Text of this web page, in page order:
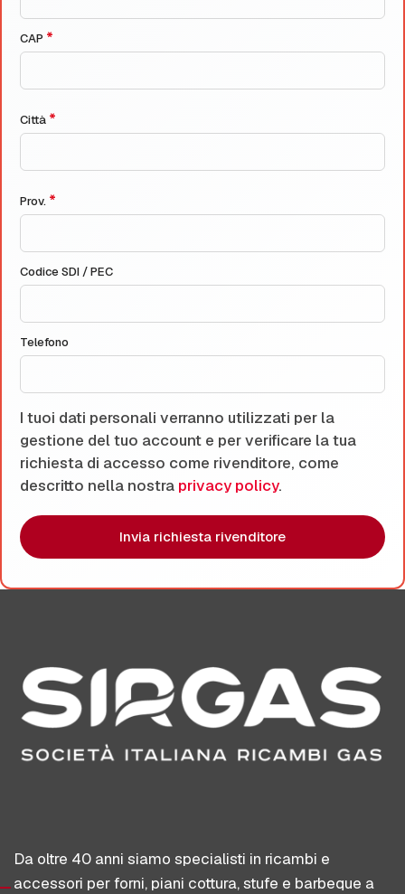
CAP *
Città *
Prov. *
Codice SDI / PEC
Telefono
I tuoi dati personali verranno utilizzati per la
gestione del tuo account e per verificare la tua
richiesta di accesso come rivenditore, come
descritto nella nostra privacy policy.
Invia richiesta rivenditore
Da oltre 40 anni siamo specialisti in ricambi e
accessori per forni, piani cottura, stufe e barbeque a